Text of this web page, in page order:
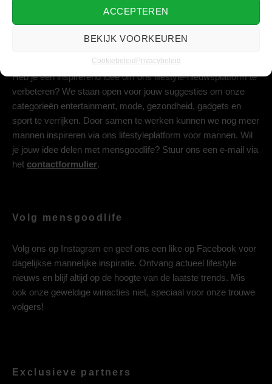
ACCEPTEREN
BEKIJK VOORKEUREN
Cookiebeleid Privacybeleid
Heb je een inspirerend idee om ons lifestyle-nieuwsplatform te
verbeteren? We staan open voor jouw suggesties om onze
categorieën entertainment, mode, gezondheid, gadgets en
sport te verrijken. Door samen te werken kunnen we nog meer
mannen inspireren via ons lifestyleplatform voor mannen. Wil
je jouw idee delen met mensgoodlife? Stuur ons een e-mail via
het contactformulier.
Volg mensgoodlife
Volg ons op Instagram en geef ons een like op Facebook voor
dagelijkse mannelijke inspiratie. Ontvang actueel lifestyle
nieuws en blijf altijd op de hoogte van de laatste trends. Mis
ook onze geweldige winacties niet, speciaal voor onze trouwe
volgers!
Exclusieve partners